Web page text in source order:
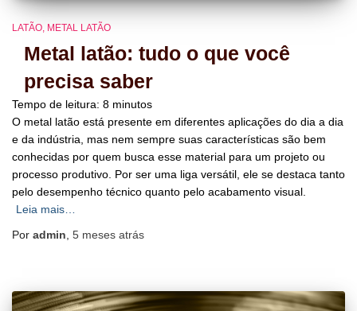
LATÃO METAL LATÃO
Metal latão: tudo o que você
precisa saber
Tempo de leitura: 8 minutos
O metal latão está presente em diferentes aplicações do dia a dia
e da indústria, mas nem sempre suas características são bem
conhecidas por quem busca esse material para um projeto ou
processo produtivo. Por ser uma liga versátil, ele se destaca tanto
pelo desempenho técnico quanto pelo acabamento visual.
Leia mais…
Por admin, 5 meses atrás